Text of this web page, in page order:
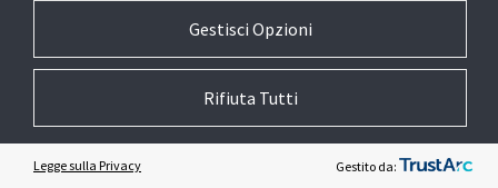
results
Seguiteci @Johnson Controls
Gestisci Opzioni
Rifiuta Tutti
Legge sulla Privacy Gestito da: